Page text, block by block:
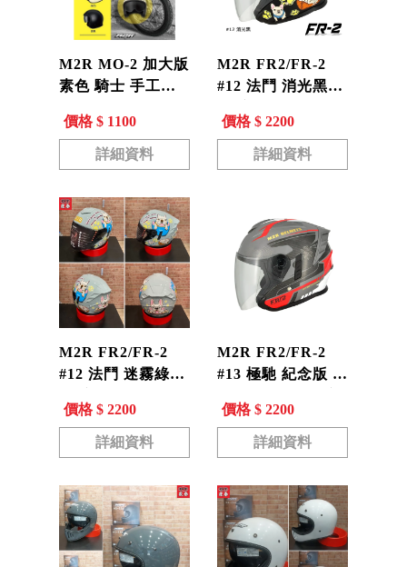
M2R MO-2 加大版
素色 騎士 手工縫
安全帽 MO2
價格 $ 1100
詳細資料
M2R FR2/FR-2
#12 法鬥 消光黑
價格 $ 2200
詳細資料
M2R FR2/FR-2
#12 法鬥 迷霧綠
價格 $ 2200
詳細資料
M2R FR2/FR-2
#13 極馳 紀念版 水
全帽
價格 $ 2200
詳細資料